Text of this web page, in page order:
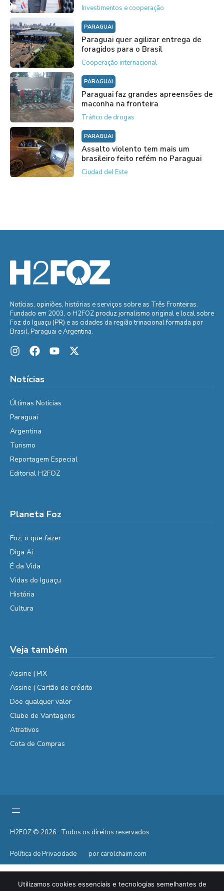
Investimentos e cooperação
PARAGUAI
Paraguai quer agilizar entrega de
foragidos para o Brasil
Cooperação internacional
PARAGUAI
Paraguai faz grandes apreensões de
maconha na fronteira
Tráfico de drogas
PARAGUAI
Assalto violento tem mais um
brasileiro feito refém no Paraguai
Ciudad del Este
Notícias, opiniões, histórias e serviços sobre as Três Fronteiras.
Fundado em 2003, o H2FOZ produz jornalismo original e local sobre
Foz do Iguaçu (PR) e as cidades da região trinacional formada por
Brasil, Paraguai e Argentina.
Notícias
Últimas Notícias
Paraguai
Argentina
Turismo
Reportagem Especial
Editorial H2FOZ
Planeta Foz
Foz, o que fazer
Diga Aí
É da Vida
Vidas do Iguaçu
História
Cultura
Veja também
Assine | PIX
Assine | Cartão de crédito
Doe qualquer valor
Clube de Vantagens
Atrativos
Cota de Compras
H2FOZ © 2026 . Todos os direitos reservados
Política de Privacidade por carolchaim.com
Utilizamos cookies essenciais e tecnologias semelhantes de